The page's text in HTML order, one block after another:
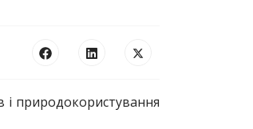
і природокористування